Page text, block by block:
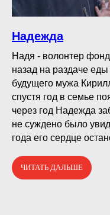
Надежда
Надя - волонтер
назад на раздаче
будущего мужа
спустя год в семье
через год Надежда
не суждено было
года его сердце
ЧИТАТЬ ДАЛЬШЕ